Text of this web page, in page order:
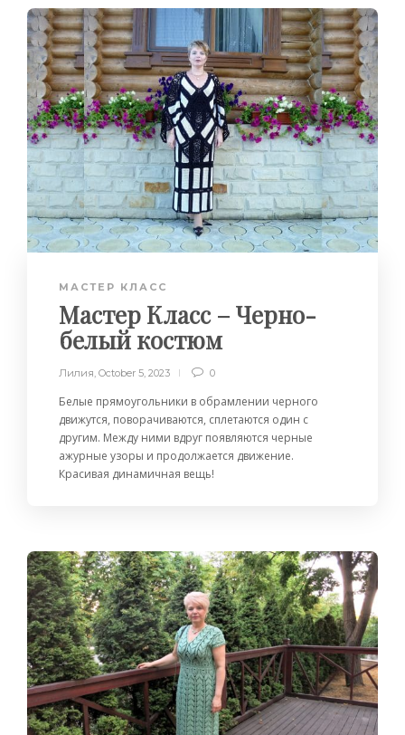
МАСТЕР КЛАСС
Мастер Класс – Черно-
белый костюм
Лилия, October 5, 2023 0
Белые прямоугольники в обрамлении черного
движутся, поворачиваются, сплетаются один с
другим. Между ними вдруг появляются черные
ажурные узоры и продолжается движение.
Красивая динамичная вещь!